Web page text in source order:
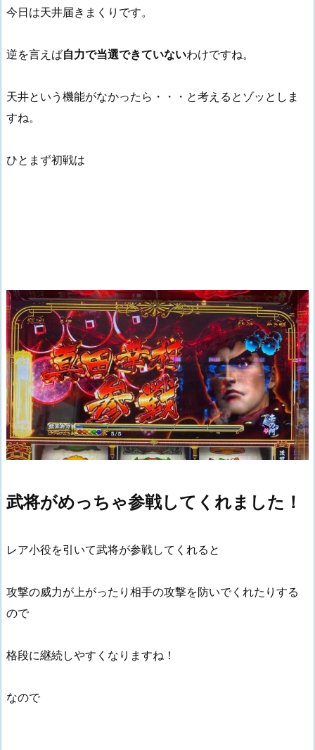
今日は天井届きまくりです。
逆を言えば自力で当選できていないわけですね。
天井という機能がなかったら・・・と考えるとゾッとしま
すね。
ひとまず初戦は
武将がめっちゃ参戦してくれました！
レア小役を引いて武将が参戦してくれると
攻撃の威力が上がったり相手の攻撃を防いでくれたりする
ので
格段に継続しやすくなりますね！
なので